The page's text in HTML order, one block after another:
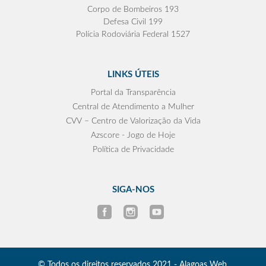
Corpo de Bombeiros 193
Defesa Civil 199
Polícia Rodoviária Federal 1527
LINKS ÚTEIS
Portal da Transparência
Central de Atendimento a Mulher
CVV – Centro de Valorização da Vida
Azscore - Jogo de Hoje
Política de Privacidade
SIGA-NOS